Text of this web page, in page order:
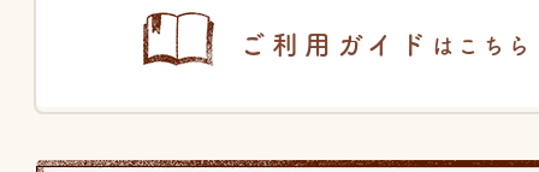
ご利用ガイド はこちら